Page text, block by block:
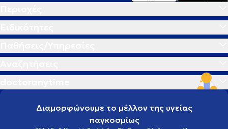
Διαμορφώνουμε το μέλλον της υγείας
παγκοσμίως